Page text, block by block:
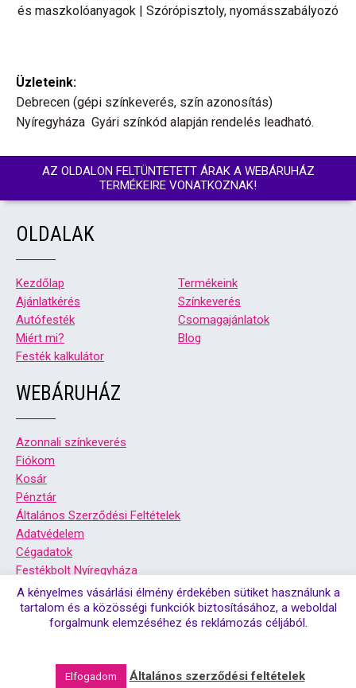
és maszkolóanyagok | Szórópisztoly, nyomásszabályozó
Üzleteink:
Debrecen (gépi színkeverés, szín azonosítás)
Nyíregyháza Gyári színkód alapján rendelés leadható.
AZ OLDALON FELTÜNTETETT ÁRAK A WEBÁRUHÁZ
TERMÉKEIRE VONATKOZNAK!
OLDALAK
Kezdőlap
Termékeink
Ajánlatkérés
Színkeverés
Autófesték
Csomagajánlatok
Miért mi?
Blog
Festék kalkulátor
WEBÁRUHÁZ
Azonnali színkeverés
Fiókom
Kosár
Pénztár
Általános Szerződési Feltételek
Adatvédelem
Cégadatok
Festékbolt Nyíregyháza
Festékbolt Debrecen
© Copyright 2026. Színsziget festékbolt debrecen, és
nyíregyháza | Minden jog fenntartva!
A kényelmes vásárlási élmény érdekében sütiket használunk a
tartalom és a közösségi funkciók biztosításához, a weboldal
forgalmunk elemzéséhez és reklámozás céljából.
Elfogadom Általános szerződési feltételek